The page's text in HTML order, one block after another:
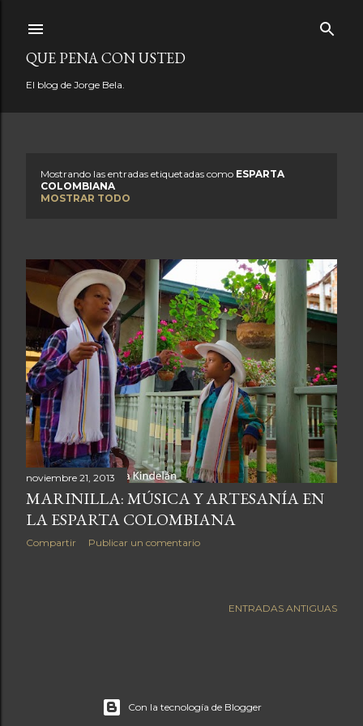
QUE PENA CON USTED
El blog de Jorge Bela.
t
r
a
d
a
s
Mostrando las entradas etiquetadas como ESPARTA
COLOMBIANA
MOSTRAR TODO
noviembre 21, 2013
MARINILLA: MÚSICA Y ARTESANÍA EN
LA ESPARTA COLOMBIANA
Compartir Publicar un comentario
ENTRADAS ANTIGUAS
Con la tecnología de Blogger